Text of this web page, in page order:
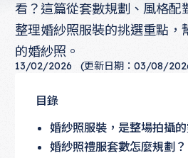
看？這篇從套數規劃、風格配
整理婚紗照服裝的挑選重點，
的婚紗照。
13/02/2026 (更新日期：03/08/
目錄
婚紗照服裝，是整場拍攝
婚紗照禮服套數怎麼規劃？